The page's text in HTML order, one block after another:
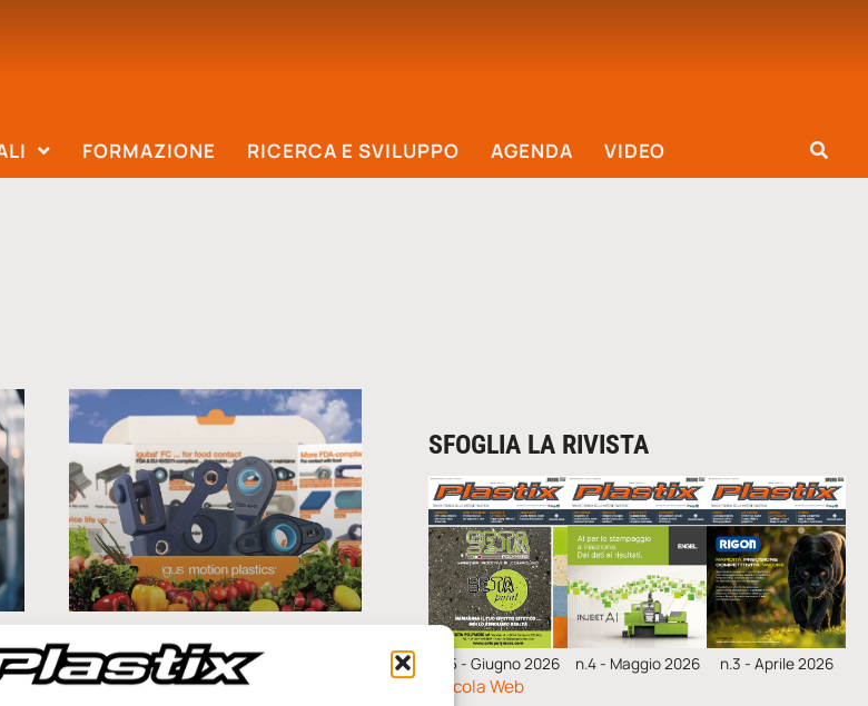
FORMAZIONE RICERCA E SVILUPPO AGENDA VIDEO
igus Italia compie
trent’anni e amplia l’offerta
SFOGLIA LA RIVISTA
n.5 - Giugno 2026 n.4 - Maggio 2026 n.3 - Aprile 2026
Edicola Web